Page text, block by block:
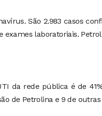
São 2.983 casos
exames laboratoriais.
da rede pública é de
de Petrolina e 9 de